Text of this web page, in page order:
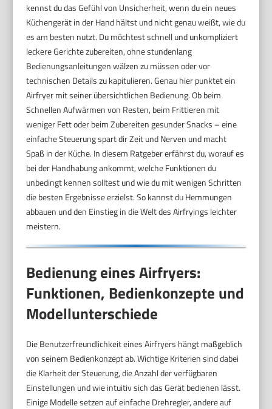
kennst du das Gefühl von Unsicherheit, wenn du ein neues
Küchengerät in der Hand hältst und nicht genau weißt, wie du
es am besten nutzt. Du möchtest schnell und unkompliziert
leckere Gerichte zubereiten, ohne stundenlang
Bedienungsanleitungen wälzen zu müssen oder vor
technischen Details zu kapitulieren. Genau hier punktet ein
Airfryer mit seiner übersichtlichen Bedienung. Ob beim
Schnellen Aufwärmen von Resten, beim Frittieren mit
weniger Fett oder beim Zubereiten gesunder Snacks – eine
einfache Steuerung spart dir Zeit und Nerven und macht
Spaß in der Küche. In diesem Ratgeber erfährst du, worauf es
bei der Handhabung ankommt, welche Funktionen du
unbedingt kennen solltest und wie du mit wenigen Schritten
die besten Ergebnisse erzielst. So kannst du Hemmungen
abbauen und den Einstieg in die Welt des Airfryings leichter
meistern.
Bedienung eines Airfryers:
Funktionen, Bedienkonzepte und
Modellunterschiede
Die Benutzerfreundlichkeit eines Airfryers hängt maßgeblich
von seinem Bedienkonzept ab. Wichtige Kriterien sind dabei
die Klarheit der Steuerung, die Anzahl der verfügbaren
Einstellungen und wie intuitiv sich das Gerät bedienen lässt.
Einige Modelle setzen auf einfache Drehregler, andere auf